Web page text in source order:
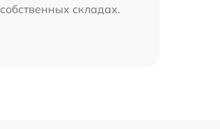
собственных складах.